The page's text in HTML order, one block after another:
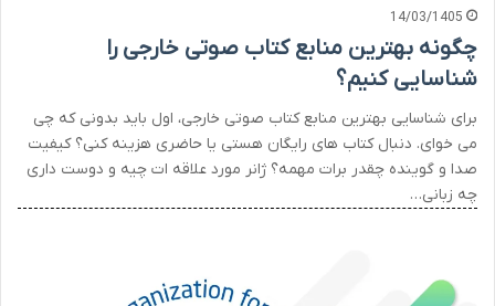
14/03/1405
چگونه بهترین منابع کتاب صوتی خارجی را
شناسایی کنیم؟
برای شناسایی بهترین منابع کتاب صوتی خارجی، اول باید بدونی که چی
می خوای. دنبال کتاب های رایگان هستی یا حاضری هزینه کنی؟ کیفیت
صدا و گوینده چقدر برات مهمه؟ ژانر مورد علاقه ات چیه و دوست داری
چه زبانی…